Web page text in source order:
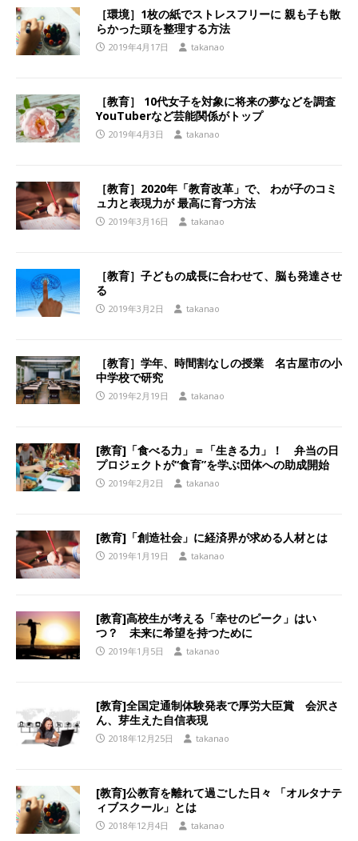
［環境］1枚の紙でストレスフリーに 親も子も散
らかった頭を整理する方法
2019年4月17日 takanao
［教育］ 10代女子を対象に将来の夢などを調査
YouTuberなど芸能関係がトップ
2019年4月3日 takanao
［教育］2020年「教育改革」で、 わが子のコミ
ュ力と表現力が 最高に育つ方法
2019年3月16日 takanao
［教育］子どもの成長に合わせて、脳も発達させ
る
2019年3月2日 takanao
［教育］学年、時間割なしの授業 名古屋市の小
中学校で研究
2019年2月19日 takanao
[教育]「食べる力」＝「生きる力」！ 弁当の日
プロジェクトが“食育”を学ぶ団体への助成開始
2019年2月2日 takanao
[教育]「創造社会」に経済界が求める人材とは
2019年1月19日 takanao
[教育]高校生が考える「幸せのピーク」はい
つ？ 未来に希望を持つために
2019年1月5日 takanao
[教育]全国定通制体験発表で厚労大臣賞 会沢さ
ん、芽生えた自信表現
2018年12月25日 takanao
[教育]公教育を離れて過ごした日々 「オルタナテ
ィブスクール」とは
2018年12月4日 takanao